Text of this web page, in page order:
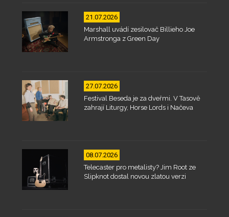
21.07.2026
Marshall uvádí zesilovač Billieho Joe
Armstronga z Green Day
27.07.2026
Festival Beseda je za dveřmi. V Tasově
zahrají Liturgy, Horse Lords i Načeva
08.07.2026
Telecaster pro metalisty? Jim Root ze
Slipknot dostal novou zlatou verzi